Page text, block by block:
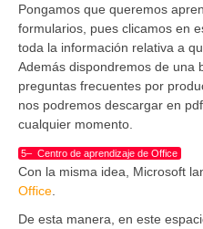
Pongamos que queremos
formularios, pues clicamos en
toda la información relativa a
Además dispondremos de una
preguntas frecuentes por
nos podremos descargar en pdf
cualquier momento.
5– Centro de aprendizaje de Office
Con la misma idea, Microsoft
Office
De esta manera, en este